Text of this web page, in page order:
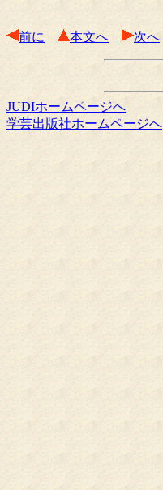
前に 本文へ 次へ
JUDIホームページへ
学芸出版社ホームページへ